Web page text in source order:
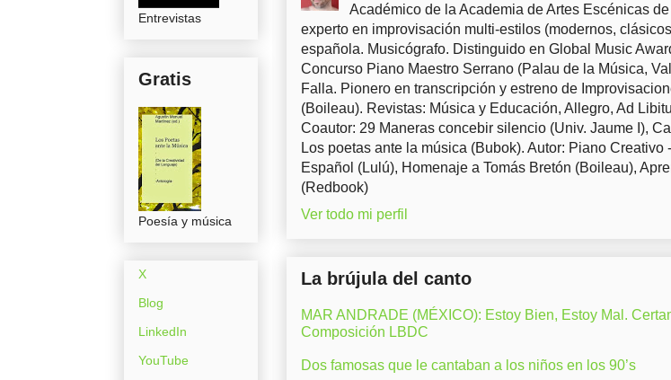
Académico de la Academia de Artes Escénicas
experto en improvisación multi-estilos (modernos,
española. Musicógrafo. Distinguido en Global Music
Concurso Piano Maestro Serrano (Palau de la Música,
Falla. Pionero en transcripción y estreno de
(Boileau). Revistas: Música y Educación, Allegro, Ad
Coautor: 29 Maneras concebir silencio (Univ. Jaume I),
Los poetas ante la música (Bubok). Autor: Piano
Español (Lulú), Homenaje a Tomás Bretón (Boileau),
(Redbook)
Ver todo mi perfil
La brújula del canto
MAR ANDRADE (MÉXICO): Estoy Bien, Estoy Mal.
Composición LBDC
Dos famosas que le cantaban a los niños en los 90’s
Entrevistas
Gratis
Poesía y música
X
Blog
LinkedIn
YouTube